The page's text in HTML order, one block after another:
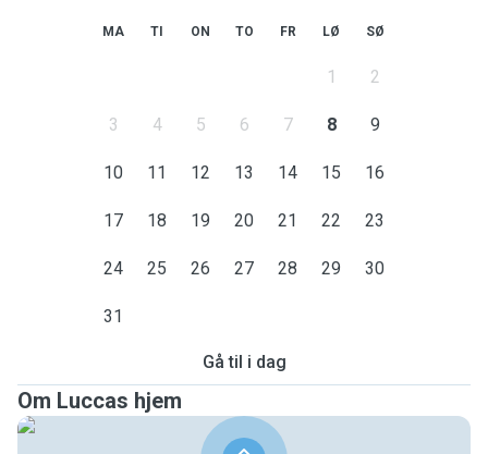
MA TI ON TO FR LØ SØ
1 2
3 4 5 6 7 8 9
10 11 12 13 14 15 16
17 18 19 20 21 22 23
24 25 26 27 28 29 30
31
Gå til i dag
Om Luccas hjem